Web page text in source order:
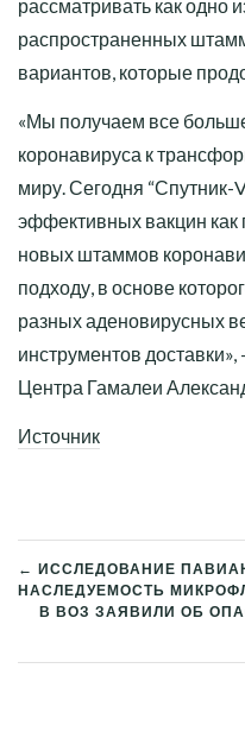
рассматривать как одно
распространенных
вариантов, которые
«Мы получаем все
коронавируса к
миру. Сегодня “Спутник-
эффективных вакцин как
новых штаммов
подходу, в основе
разных аденовирусных
инструментов
Центра Гамалеи
Источник
ПО
← ИССЛЕДОВАНИЕ
НАСЛЕДУЕМОСТЬ
В ВОЗ ЗАЯВИЛИ ОБ